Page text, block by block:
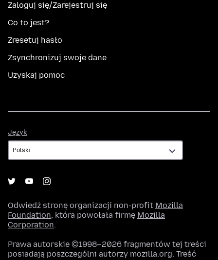
Zaloguj się/Zarejestruj się
Co to jest?
Zresetuj hasło
Zsynchronizuj swoje dane
Uzyskaj pomoc
Język
Odwiedź stronę organizacji non-profit Mozilla
Foundation, która powołała firmę Mozilla
Corporation.
Prawa autorskie ©1998–2026 fragmentów tej treści
posiadają poszczególni autorzy mozilla.org. Treść